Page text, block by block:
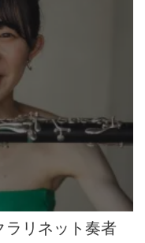
ラリネット奏者